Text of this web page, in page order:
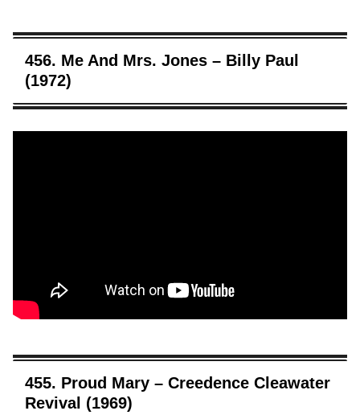
456. Me And Mrs. Jones – Billy Paul
(1972)
455. Proud Mary – Creedence Cleawater
Revival (1969)